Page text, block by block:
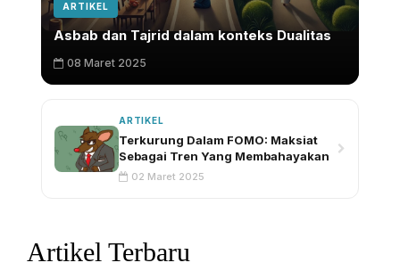
ARTIKEL
Asbab dan Tajrid dalam konteks Dualitas
08 Maret 2025
ARTIKEL
Terkurung Dalam FOMO: Maksiat
Sebagai Tren Yang Membahayakan
02 Maret 2025
Artikel Terbaru